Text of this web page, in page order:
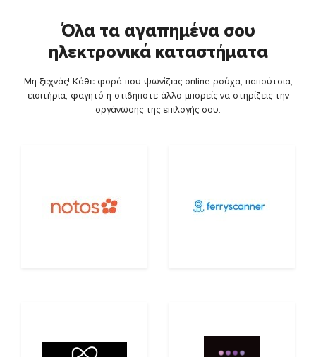
Όλα τα αγαπημένα σου
ηλεκτρονικά καταστήματα
Μη ξεχνάς! Κάθε φορά που ψωνίζεις online ρούχα, παπούτσια,
εισιτήρια, φαγητό ή οτιδήποτε άλλο μπορείς να στηρίζεις την
οργάνωσης της επιλογής σου.